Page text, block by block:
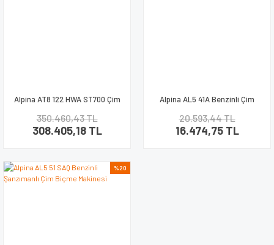
Alpina AT8 122 HWA ST700 Çim
350.460,43 TL
308.405,18 TL
Alpina AL5 41A Benzinli Çim
20.593,44 TL
16.474,75 TL
%20